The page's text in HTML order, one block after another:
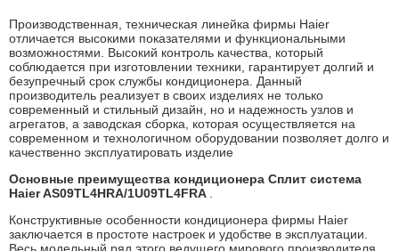
Производственная, техническая линейка фирмы Haier
отличается высокими показателями и функциональными
возможностями. Высокий контроль качества, который
соблюдается при изготовлении техники, гарантирует долгий и
безупречный срок службы кондиционера. Данный
производитель реализует в своих изделиях не только
современный и стильный дизайн, но и надежность узлов и
агрегатов, а заводская сборка, которая осуществляется на
современном и технологичном оборудовании позволяет долго и
качественно эксплуатировать изделие
Основные преимущества кондиционера Сплит система
Haier AS09TL4HRA/1U09TL4FRA
Конструктивные особенности кондиционера фирмы Haier
заключается в простоте настроек и удобстве в эксплуатации.